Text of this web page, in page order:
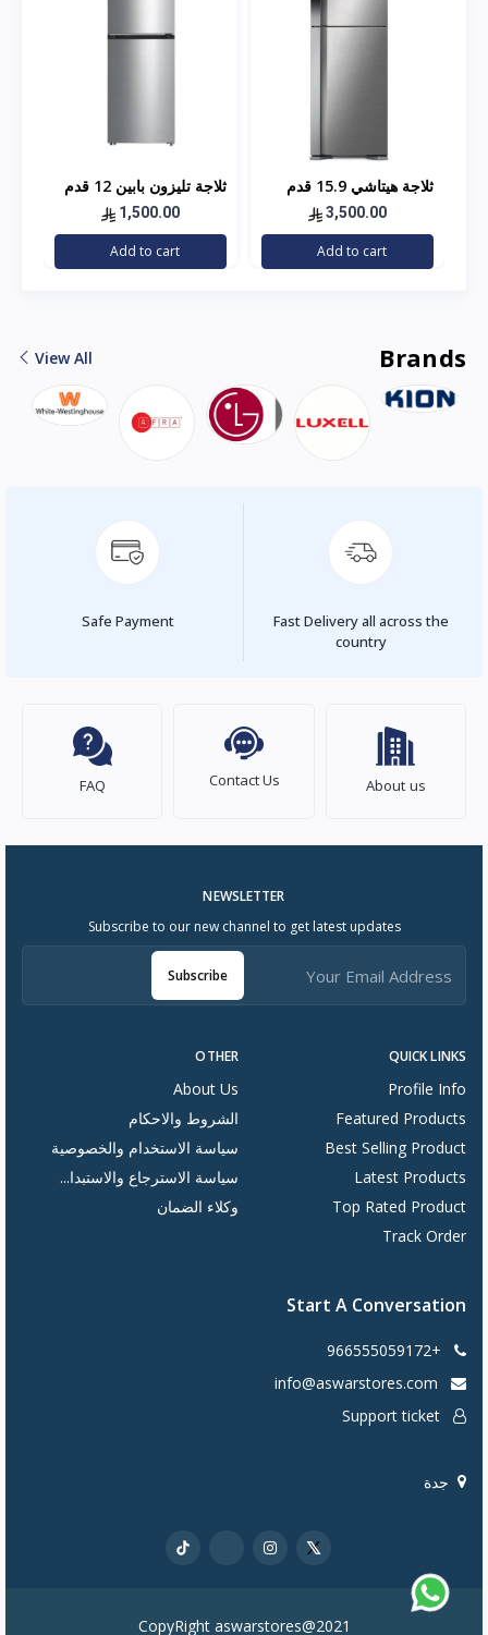
ثلاجة تليزون بابين 12 قدم
مكعب – فضي
1,500.00
Add to cart
ثلاجة هيتاشي 15.9 قدم
3,500.00
Add to cart
Brands
View All
Fast Delivery all across the
country
Safe Payment
About us
Contact Us
FAQ
QUICK LINKS
Profile Info
Featured Products
Best Selling Product
Latest Products
Top Rated Product
Track Order
OTHER
About Us
الشروط والاحكام
سياسة الاستخدام والخصوصية
سياسة الاسترجاع والاستبدا...
وكلاء الضمان
NEWSLETTER
Subscribe to our new channel to get latest updates
Subscribe
Start A Conversation
+966555059172
جدة
CopyRight aswarstores@2021